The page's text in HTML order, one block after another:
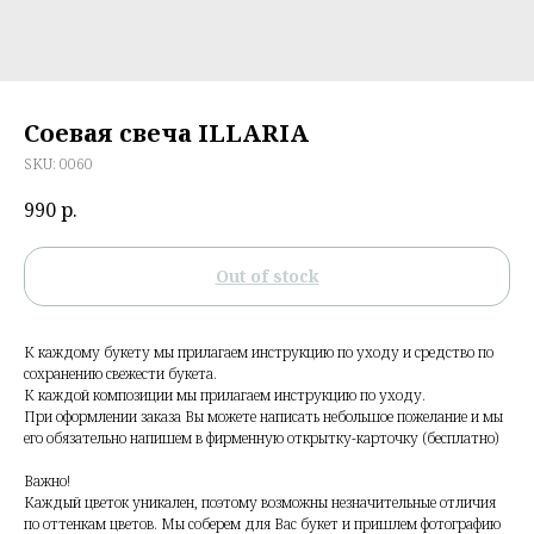
Соевая свеча ILLARIA
SKU: 0060
990р.
Out of stock
К каждому букету мы прилагаем инструкцию по уходу и средство по
сохранению свежести букета.
К каждой композиции мы прилагаем инструкцию по уходу.
При оформлении заказа Вы можете написать небольшое пожелание и мы
его обязательно напишем в фирменную открытку-карточку (бесплатно)
Важно!
Каждый цветок уникален, поэтому возможны незначительные отличия
по оттенкам цветов. Мы соберем для Вас букет и пришлем фотографию